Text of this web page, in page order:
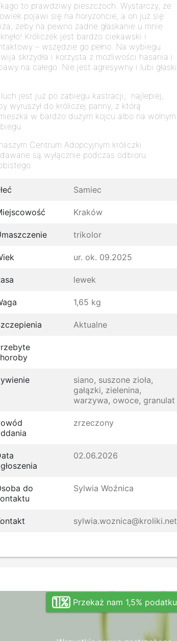
to prawdziwy pieszczoch. Wystarczy, że
pojawi się na horyzoncie, a on już się
żeby na pewno żadne głaskanie u mnie
Króliczek jest bardzo ciekawski i
– wszędzie go pełno. Na wybiegu
skrzydła i korzysta z możliwości hasania i
na całego. Nie jest agresywny i lubi głaski
jest już po zabiegu kastracji, najlepiej,
wyruszył do króliczej panny, z którą
w bardzo dużym kojcu albo na wolnym
Centrum Adopcyjnym króliczki
są wyłącznie podczas odbioru
Samiec
Kraków
trikolor
ur. ok. 09.2025
lewek
1,65 kg
Aktualne
siano, suszone zioła,
gałązki, zielenina,
warzywa, owoce, granulat
zrzeczony
02.06.2026
do
Sylwia Woźnica
sylwia.woznica@kroliki.net
Przekaż nam 1,5% podatku